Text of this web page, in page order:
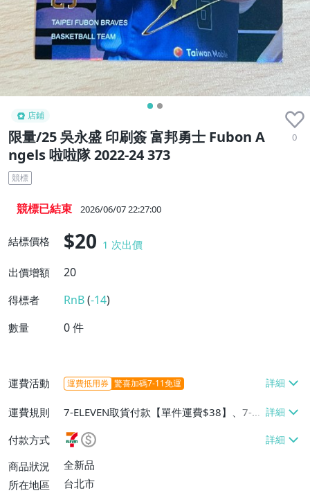
店鋪
限量/25 吳永盛 印刷簽 富邦勇士 Fubon A
ngels 啦啦隊 2022-24 373
0
競標
競標已結束 2026/06/07 22:27:00
結標價格 $20 1 次出價
出價增額
20
得標者 RnB(-14)
數量 0件
運費活動 運費抵用券 驚喜加碼7-11免運
運費規則
7-ELEVEN取貨付款【單件運費$38】、7-EL
EVEN取貨不付款【單件運費$38】、郵局掛
號【單件運費$50】
付款方式
商品狀況
全新品
所在地區
台北市